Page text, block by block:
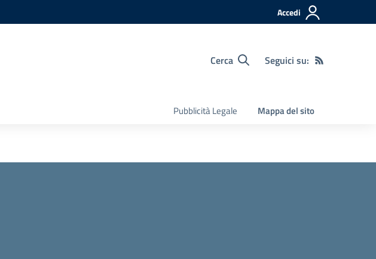
Accedi
Cerca Seguici su:
Pubblicità Legale Mappa del sito